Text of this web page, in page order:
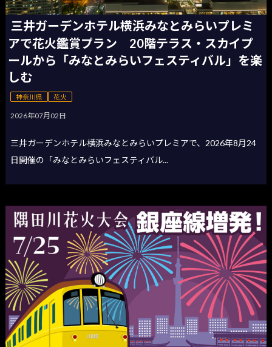
三井ガーデンホテル横浜みなとみらいプレミ
アで花火鑑賞プラン 20階テラス・スカイプ
ールから「みなとみらいフェスティバル」を楽
しむ
神奈川県 花火
2026年07月02日
三井ガーデンホテル横浜みなとみらいプレミアで、2026年8月24
日開催の「みなとみらいフェスティバル...